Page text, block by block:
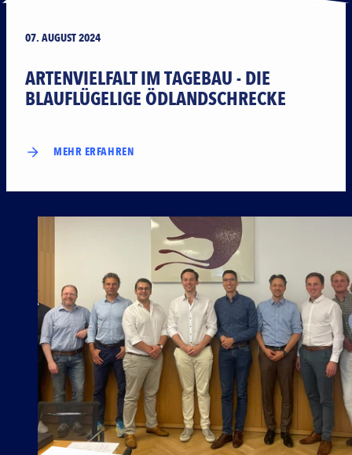
07. AUGUST 2024
ARTENVIELFALT IM TAGEBAU - DIE
BLAUFLÜGELIGE ÖDLANDSCHRECKE
MEHR ERFAHREN